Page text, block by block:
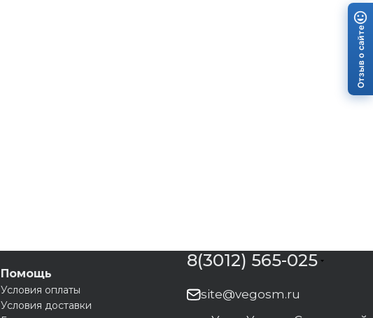
Помощь
Условия оплаты
Условия доставки
8(3012) 565-025
site@vegosm.ru
Отзыв о сайте